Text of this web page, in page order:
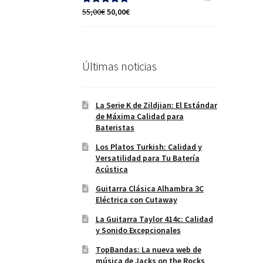
Valorado con
55,00€ El
55,00€.
50,00€El
50,00€.
Últimas noticias
La Serie K de Zildjian: El Estándar
de Máxima Calidad para
Bateristas
Los Platos Turkish: Calidad y
Versatilidad para Tu Batería
Acústica
Guitarra Clásica Alhambra 3C
Eléctrica con Cutaway
La Guitarra Taylor 414c: Calidad
y Sonido Excepcionales
TopBandas: La nueva web de
música de Jacks on the Rocks